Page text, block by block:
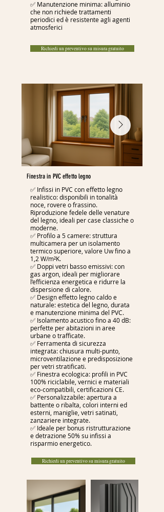
✅ Manutenzione minima: alluminio
che non richiede trattamenti
periodici ed è resistente agli agenti
atmosferici
Richiedi un preventivo su misura gratuito
Finestra in PVC effetto legno
✅ Infissi in PVC con effetto legno
realistico: disponibili in tonalità
noce, rovere o frassino.
Riproduzione fedele delle venature
del legno, ideali per case classiche o
moderne.
✅ Profilo a 5 camere: struttura
multicamera per un isolamento
termico superiore, valore Uw fino a
1,2 W/m²K.
✅ Doppi vetri basso emissivi: con
gas argon, ideali per migliorare
l’efficienza energetica e ridurre la
dispersione di calore.
✅ Design effetto legno caldo e
naturale: estetica del legno, durata
e manutenzione minima del PVC.
✅ Isolamento acustico fino a 40 dB:
perfette per abitazioni in aree
urbane o trafficate.
✅ Ferramenta di sicurezza
integrata: chiusura multi-punto,
microventilazione e predisposizione
per vetri stratificati.
✅ Finestra ecologica: profili in PVC
100% riciclabile, vernici e materiali
eco-compatibili, certificazioni CE.
✅ Personalizzabile: apertura a
battente o ribalta, colori interni ed
esterni, maniglie, vetri satinati,
zanzariere integrate.
✅ Ideale per bonus ristrutturazione
e detrazione 50% su infissi a
risparmio energetico.
Richiedi un preventivo su misura gratuito